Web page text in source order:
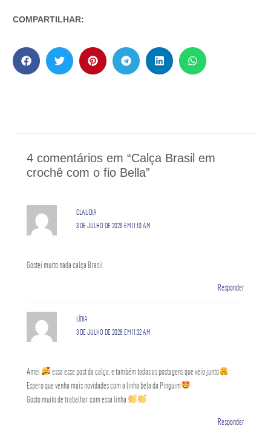
COMPARTILHAR:
4 comentários em “Calça Brasil em
crochê com o fio Bella”
CLAUDIA
3 DE JULHO DE 2026 EM 11:10 AM
Gostei muito nada calça Brasil
Responder
LÍDIA
3 DE JULHO DE 2026 EM 11:32 AM
Amei
essa esse post da calça, e também todas as postagens que veio junto
Espero que venha mais novidades com a linha bela da Pinguim
Gosto muito de trabalhar com essa linha
Responder